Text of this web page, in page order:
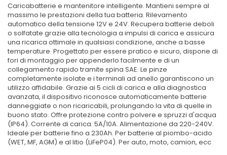
Caricabatterie e mantenitore intelligente. Mantieni sempre al
massimo le prestazioni della tua batteria. Rilevamento
automatico della tensione 12V e 24V. Recupera batterie deboli
o solfatate grazie alla tecnologia a impulsi di carica e assicura
una ricarica ottimale in qualsiasi condizione, anche a basse
temperature. Progettato per essere pratico e sicuro, dispone di
fori di montaggio per appenderlo facilmente e di un
collegamento rapido tramite spina SAE. Le pinze
completamente isolate e i terminali ad anello garantiscono un
utilizzo affidabile. Grazie ai 5 cicli di carica e alla diagnostica
avanzata, il dispositivo riconosce automaticamente batterie
danneggiate o non ricaricabili, prolungando la vita di quelle in
buono stato. Offre protezione contro polvere e spruzzi d'acqua
(IP64). Corrente di carica: 5A/10A. Alimentazione da 220-240V.
Ideale per batterie fino a 230Ah. Per batterie al piombo-acido
(WET, MF, AGM) e al litio (LiFeP04). Per auto, moto, camion, ecc